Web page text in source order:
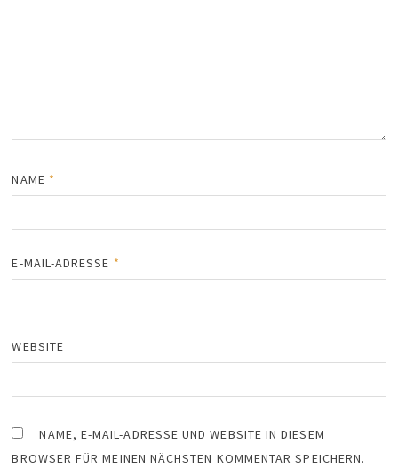
NAME *
E-MAIL-ADRESSE *
WEBSITE
NAME, E-MAIL-ADRESSE UND WEBSITE IN DIESEM
BROWSER FÜR MEINEN NÄCHSTEN KOMMENTAR SPEICHERN.